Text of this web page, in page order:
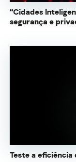
“Cidades
segurança e
Teste a eficiência